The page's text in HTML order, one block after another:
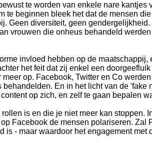
te worden van enkele nare kantjes
te beginnen bleek het dat de mensen
Geen diversiteit, geen
vrouwen die onheus behandeld
invloed hebben op de maatschappij,
het feit dat zij enkel een
op. Facebook, Twitter en Co
En in het licht van de 'fake
op zich, en zelf te gaan bepalen
is en die je niet meer kan stoppen.
Facebook de mensen polariseren. Zal
- maar waardoor het engagement met